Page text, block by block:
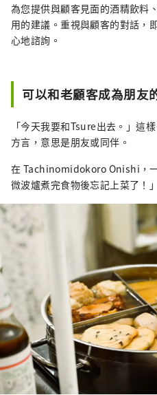
為您提供與顧客見面的酒精飲料
用的建議。重視與顧客的對話，
心地諮詢。
可以和老顧客成為朋友
「今天我要和Tsure出去。」這
方言，意思是朋友或同伴。
在 Tachinomidokoro Onishi，
微波爐煮完食物後忘記上菜了！